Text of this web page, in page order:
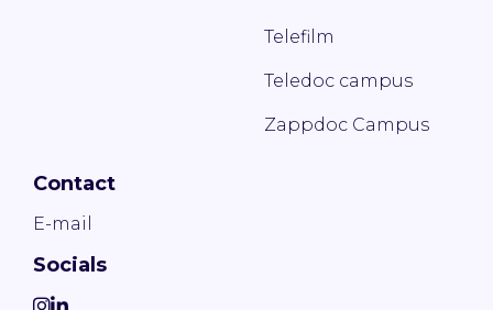
Telefilm
Teledoc campus
Zappdoc Campus
Contact
E-mail
Socials